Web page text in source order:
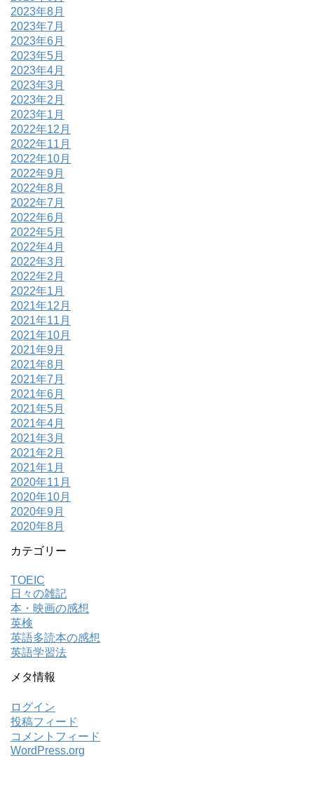
2023年8月
2023年7月
2023年6月
2023年5月
2023年4月
2023年3月
2023年2月
2023年1月
2022年12月
2022年11月
2022年10月
2022年9月
2022年8月
2022年7月
2022年6月
2022年5月
2022年4月
2022年3月
2022年2月
2022年1月
2021年12月
2021年11月
2021年10月
2021年9月
2021年8月
2021年7月
2021年6月
2021年5月
2021年4月
2021年3月
2021年2月
2021年1月
2020年11月
2020年10月
2020年9月
2020年8月
カテゴリー
TOEIC
日々の雑記
本・映画の感想
英検
英語多読本の感想
英語学習法
メタ情報
ログイン
投稿フィード
コメントフィード
WordPress.org